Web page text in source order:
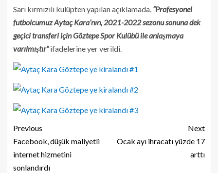
Sarı kırmızılı kulüpten yapılan açıklamada, “Profesyonel
futbolcumuz Aytaç Kara’nın, 2021-2022 sezonu sonuna dek
geçici transferi için Göztepe Spor Kulübü ile anlaşmaya
varılmıştır”ifadelerine yer verildi.
Previous
Facebook, düşük maliyetli
internet hizmetini
sonlandırdı
Next
Ocak ayı ihracatı yüzde 17
arttı